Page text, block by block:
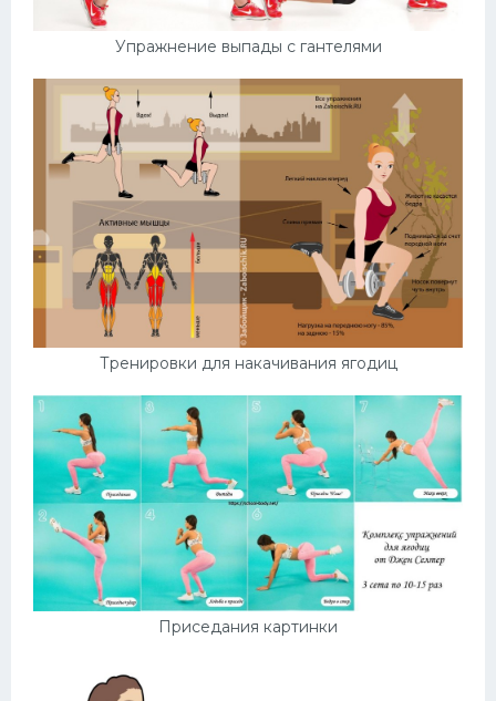
Упражнение выпады с гантелями
Тренировки для накачивания ягодиц
Приседания картинки